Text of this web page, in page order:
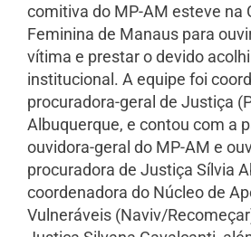
comitiva do MP-AM esteve na
Feminina de Manaus para
vítima e prestar o devido
institucional. A equipe foi
procuradora-geral de Justiça
Albuquerque, e contou com a
ouvidora-geral do MP-AM e
procuradora de Justiça Sílvia
coordenadora do Núcleo de
Vulneráveis (Naviv/